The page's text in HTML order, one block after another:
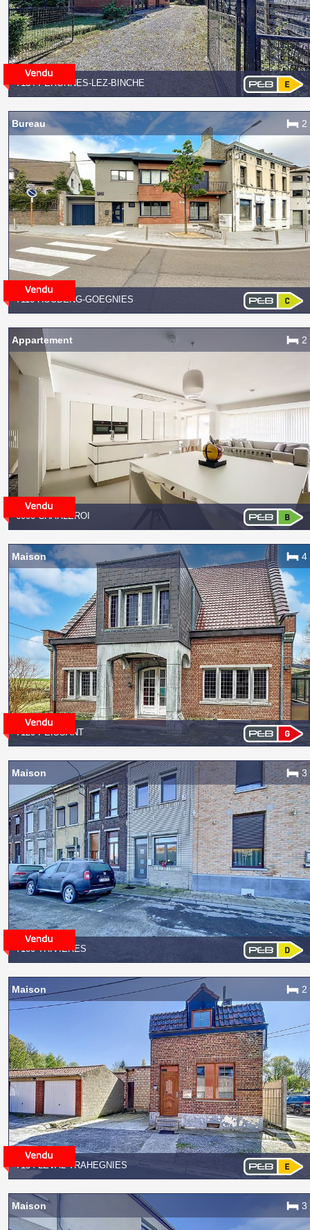
7134 PÉRONNES-LEZ-BINCHE
7110 HOUDENG-GOEGNIES
Bureau 2
6000 CHARLEROI
Appartement 2
7120 PEISSANT
Maison 4
7100 TRIVIÈRES
Maison 3
7134 LEVAL-TRAHEGNIES
Maison 2
Maison 3